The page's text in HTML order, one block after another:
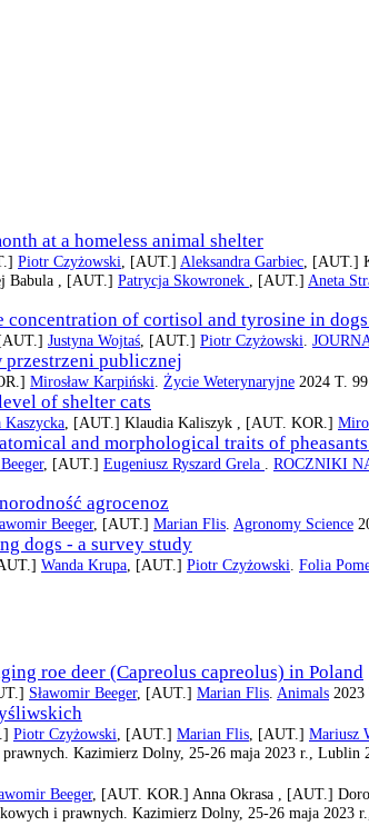
at a homeless animal shelter
Piotr Czyżowski, [AUT.] Aleksandra Garbiec, [AUT.]
Babula , [AUT.] Patrycja Skowronek , [AUT.] Aneta
of cortisol and tyrosine in
Justyna Wojtaś, [AUT.] Piotr Czyżowski.
przestrzeni publicznej
Mirosław Karpiński. Życie Weterynaryjne 2024 T.
of shelter cats
, [AUT.] Klaudia Kaliszyk , [AUT. KOR.]
and morphological traits of
, [AUT.] Eugeniusz Ryszard Grela . ROCZNIKI
agrocenoz
Beeger, [AUT.] Marian Flis. Agronomy Science
dogs - a survey study
Wanda Krupa, [AUT.] Piotr Czyżowski. Folia
roe deer (Capreolus capreolus) in Poland
Sławomir Beeger, [AUT.] Marian Flis Animals
Piotr Czyżowski , [AUT.] Marian Flis , [AUT.] Mariusz
Kazimierz Dolny, 25-26 maja 2023 r., Lublin
Beeger, [AUT. KOR.] Anna Okrasa , [AUT.]
i prawnych. Kazimierz Dolny, 25-26 maja 2023